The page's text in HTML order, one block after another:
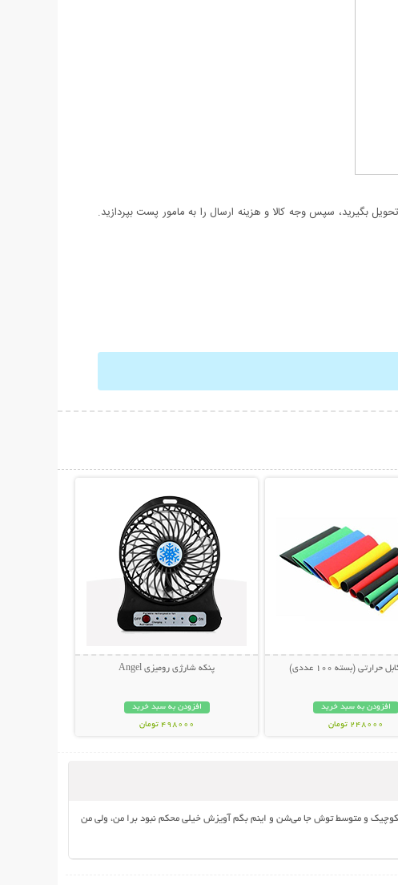
بگیرید، سپس وجه کالا و هزینه ارسال را به مامور پست بپردازید.
حرارتی (بسته 100 عددی)
افزودن به سبد خرید
248000 تومان
پنکه شارژی رومیزی Angel
افزودن به سبد خرید
498000 تومان
و متوسط توش جا می‌شن و اینم بگم آویزش خیلی محکم نبود برا من، ولی من